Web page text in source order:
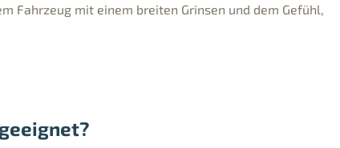
Fahrzeug mit einem breiten Grinsen und dem Gefühl,